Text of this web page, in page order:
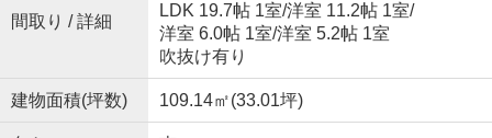
間取り / 詳細
LDK 19.7帖 1室/洋室 11.2帖 1室/
洋室 6.0帖 1室/洋室 5.2帖 1室
吹抜け有り
建物面積(坪数) 109.14㎡(33.01坪)